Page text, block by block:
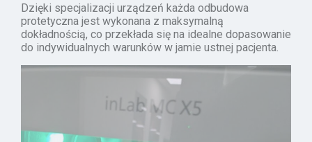
Dzięki specjalizacji urządzeń każda odbudowa
protetyczna jest wykonana z maksymalną
dokładnością, co przekłada się na idealne dopasowanie
do indywidualnych warunków w jamie ustnej pacjenta.